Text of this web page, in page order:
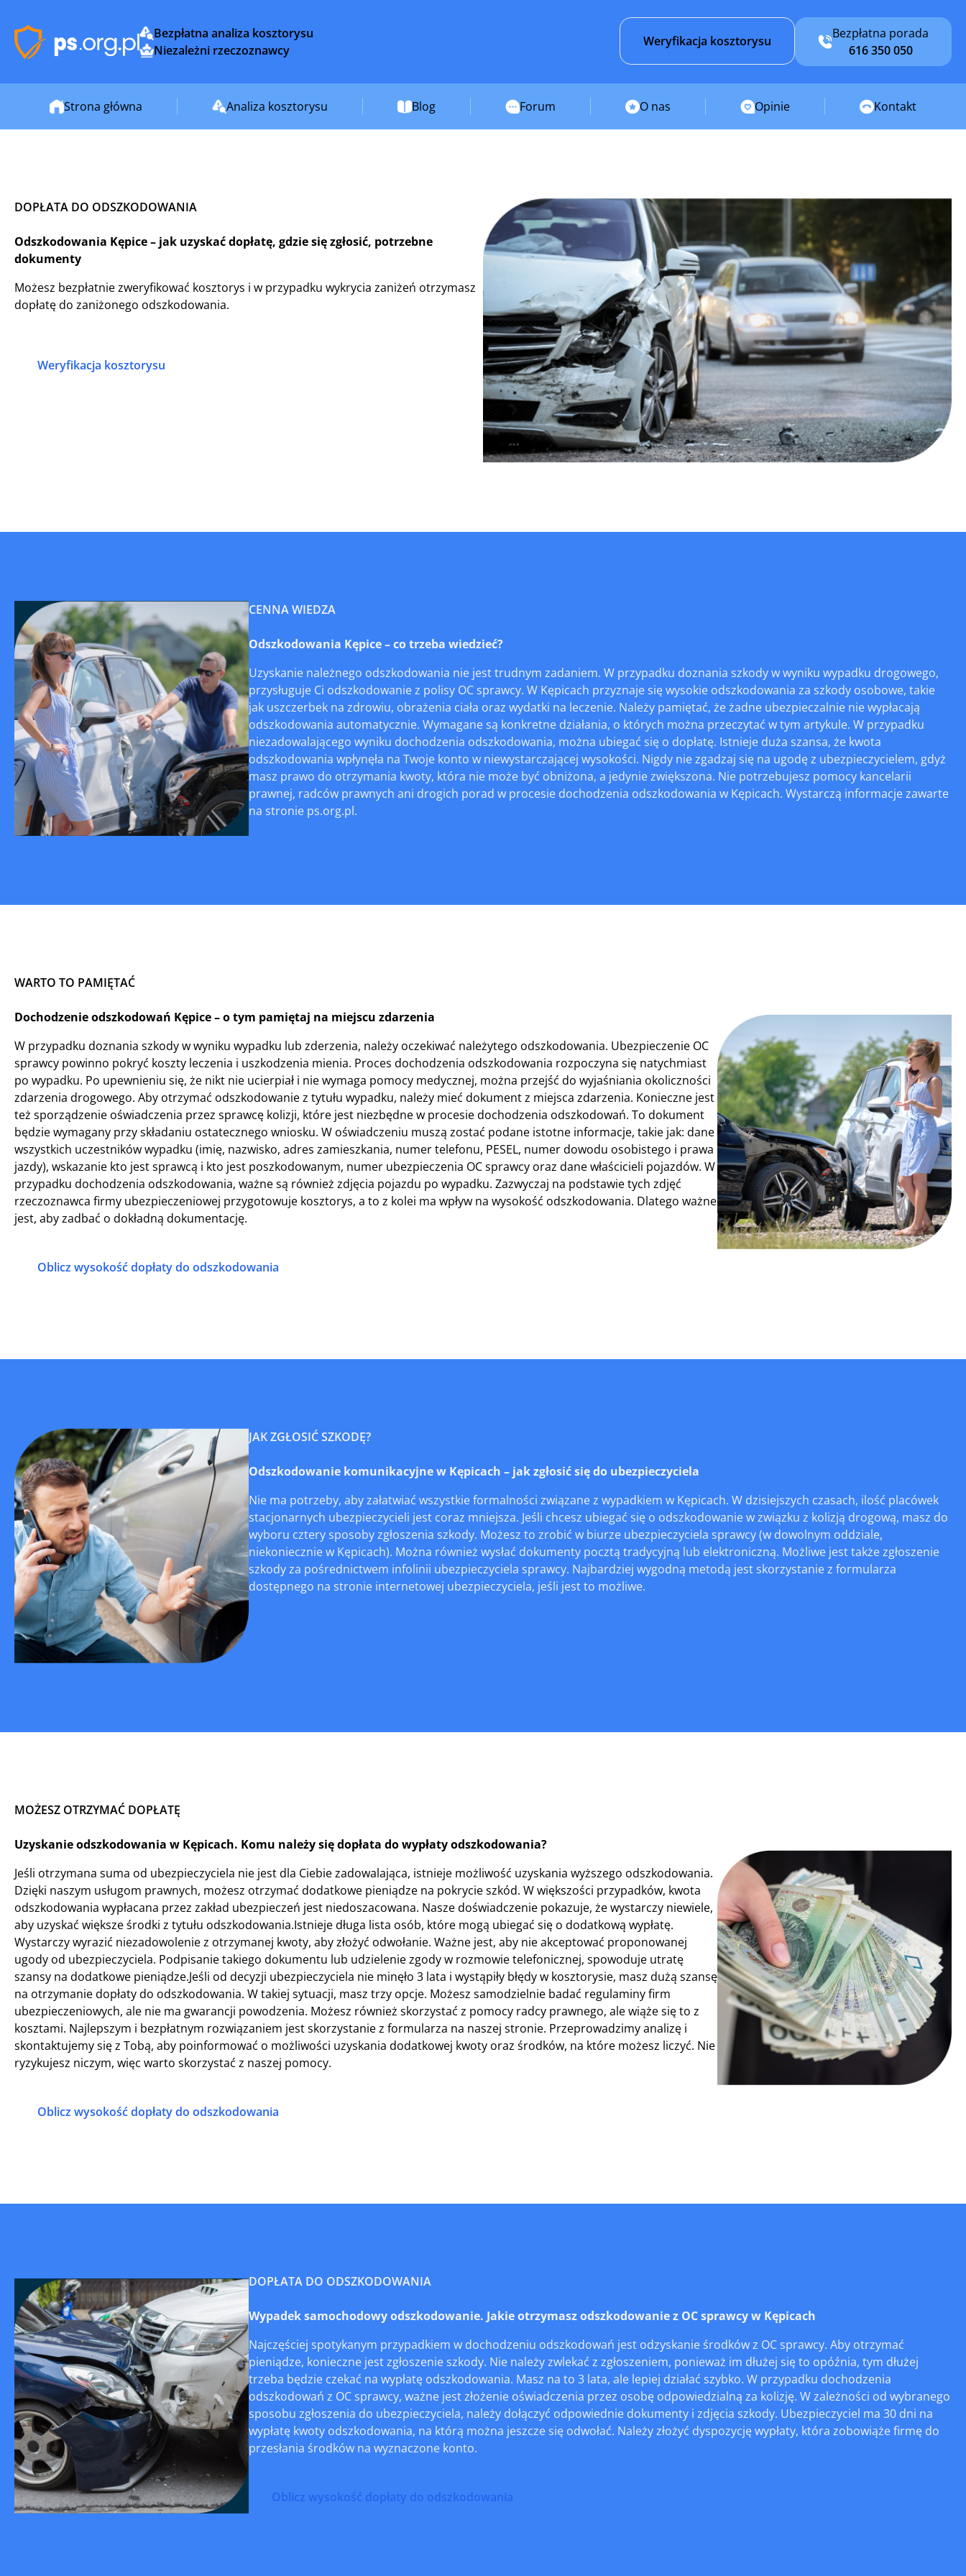
Bezpłatna analiza kosztorysu
Niezależni rzeczoznawcy
Weryfikacja kosztorysu
Bezpłatna porada
616 350 050
Strona główna Analiza kosztorysu Blog Forum O nas Opinie Kontakt
DOPŁATA DO ODSZKODOWANIA
Odszkodowania Kępice – jak uzyskać dopłatę, gdzie się zgłosić, potrzebne
dokumenty
Możesz bezpłatnie zweryfikować kosztorys i w przypadku wykrycia zaniżeń otrzymasz
dopłatę do zaniżonego odszkodowania.
Weryfikacja kosztorysu
CENNA WIEDZA
Odszkodowania Kępice – co trzeba wiedzieć?
Uzyskanie należnego odszkodowania nie jest trudnym zadaniem. W przypadku doznania szkody w wyniku wypadku drogowego,
przysługuje Ci odszkodowanie z polisy OC sprawcy. W Kępicach przyznaje się wysokie odszkodowania za szkody osobowe, takie
jak uszczerbek na zdrowiu, obrażenia ciała oraz wydatki na leczenie. Należy pamiętać, że żadne ubezpieczalnie nie wypłacają
odszkodowania automatycznie. Wymagane są konkretne działania, o których można przeczytać w tym artykule. W przypadku
niezadowalającego wyniku dochodzenia odszkodowania, można ubiegać się o dopłatę. Istnieje duża szansa, że kwota
odszkodowania wpłynęła na Twoje konto w niewystarczającej wysokości. Nigdy nie zgadzaj się na ugodę z ubezpieczycielem, gdyż
masz prawo do otrzymania kwoty, która nie może być obniżona, a jedynie zwiększona. Nie potrzebujesz pomocy kancelarii
prawnej, radców prawnych ani drogich porad w procesie dochodzenia odszkodowania w Kępicach. Wystarczą informacje zawarte
na stronie ps.org.pl.
WARTO TO PAMIĘTAĆ
Dochodzenie odszkodowań Kępice – o tym pamiętaj na miejscu zdarzenia
W przypadku doznania szkody w wyniku wypadku lub zderzenia, należy oczekiwać należytego odszkodowania. Ubezpieczenie OC
sprawcy powinno pokryć koszty leczenia i uszkodzenia mienia. Proces dochodzenia odszkodowania rozpoczyna się natychmiast
po wypadku. Po upewnieniu się, że nikt nie ucierpiał i nie wymaga pomocy medycznej, można przejść do wyjaśniania okoliczności
zdarzenia drogowego. Aby otrzymać odszkodowanie z tytułu wypadku, należy mieć dokument z miejsca zdarzenia. Konieczne jest
też sporządzenie oświadczenia przez sprawcę kolizji, które jest niezbędne w procesie dochodzenia odszkodowań. To dokument
będzie wymagany przy składaniu ostatecznego wniosku. W oświadczeniu muszą zostać podane istotne informacje, takie jak: dane
wszystkich uczestników wypadku (imię, nazwisko, adres zamieszkania, numer telefonu, PESEL, numer dowodu osobistego i prawa
jazdy), wskazanie kto jest sprawcą i kto jest poszkodowanym, numer ubezpieczenia OC sprawcy oraz dane właścicieli pojazdów. W
przypadku dochodzenia odszkodowania, ważne są również zdjęcia pojazdu po wypadku. Zazwyczaj na podstawie tych zdjęć
rzeczoznawca firmy ubezpieczeniowej przygotowuje kosztorys, a to z kolei ma wpływ na wysokość odszkodowania. Dlatego ważne
jest, aby zadbać o dokładną dokumentację.
Oblicz wysokość dopłaty do odszkodowania
JAK ZGŁOSIĆ SZKODĘ?
Odszkodowanie komunikacyjne w Kępicach – jak zgłosić się do ubezpieczyciela
Nie ma potrzeby, aby załatwiać wszystkie formalności związane z wypadkiem w Kępicach. W dzisiejszych czasach, ilość placówek
stacjonarnych ubezpieczycieli jest coraz mniejsza. Jeśli chcesz ubiegać się o odszkodowanie w związku z kolizją drogową, masz do
wyboru cztery sposoby zgłoszenia szkody. Możesz to zrobić w biurze ubezpieczyciela sprawcy (w dowolnym oddziale,
niekoniecznie w Kępicach). Można również wysłać dokumenty pocztą tradycyjną lub elektroniczną. Możliwe jest także zgłoszenie
szkody za pośrednictwem infolinii ubezpieczyciela sprawcy. Najbardziej wygodną metodą jest skorzystanie z formularza
dostępnego na stronie internetowej ubezpieczyciela, jeśli jest to możliwe.
MOŻESZ OTRZYMAĆ DOPŁATĘ
Uzyskanie odszkodowania w Kępicach. Komu należy się dopłata do wypłaty odszkodowania?
Jeśli otrzymana suma od ubezpieczyciela nie jest dla Ciebie zadowalająca, istnieje możliwość uzyskania wyższego odszkodowania.
Dzięki naszym usługom prawnych, możesz otrzymać dodatkowe pieniądze na pokrycie szkód. W większości przypadków, kwota
odszkodowania wypłacana przez zakład ubezpieczeń jest niedoszacowana. Nasze doświadczenie pokazuje, że wystarczy niewiele,
aby uzyskać większe środki z tytułu odszkodowania.Istnieje długa lista osób, które mogą ubiegać się o dodatkową wypłatę.
Wystarczy wyrazić niezadowolenie z otrzymanej kwoty, aby złożyć odwołanie. Ważne jest, aby nie akceptować proponowanej
ugody od ubezpieczyciela. Podpisanie takiego dokumentu lub udzielenie zgody w rozmowie telefonicznej, spowoduje utratę
szansy na dodatkowe pieniądze.Jeśli od decyzji ubezpieczyciela nie minęło 3 lata i wystąpiły błędy w kosztorysie, masz dużą szansę
na otrzymanie dopłaty do odszkodowania. W takiej sytuacji, masz trzy opcje. Możesz samodzielnie badać regulaminy firm
ubezpieczeniowych, ale nie ma gwarancji powodzenia. Możesz również skorzystać z pomocy radcy prawnego, ale wiąże się to z
kosztami. Najlepszym i bezpłatnym rozwiązaniem jest skorzystanie z formularza na naszej stronie. Przeprowadzimy analizę i
skontaktujemy się z Tobą, aby poinformować o możliwości uzyskania dodatkowej kwoty oraz środków, na które możesz liczyć. Nie
ryzykujesz niczym, więc warto skorzystać z naszej pomocy.
Oblicz wysokość dopłaty do odszkodowania
DOPŁATA DO ODSZKODOWANIA
Wypadek samochodowy odszkodowanie. Jakie otrzymasz odszkodowanie z OC sprawcy w Kępicach
Najczęściej spotykanym przypadkiem w dochodzeniu odszkodowań jest odzyskanie środków z OC sprawcy. Aby otrzymać
pieniądze, konieczne jest zgłoszenie szkody. Nie należy zwlekać z zgłoszeniem, ponieważ im dłużej się to opóźnia, tym dłużej
trzeba będzie czekać na wypłatę odszkodowania. Masz na to 3 lata, ale lepiej działać szybko. W przypadku dochodzenia
odszkodowań z OC sprawcy, ważne jest złożenie oświadczenia przez osobę odpowiedzialną za kolizję. W zależności od wybranego
sposobu zgłoszenia do ubezpieczyciela, należy dołączyć odpowiednie dokumenty i zdjęcia szkody. Ubezpieczyciel ma 30 dni na
wypłatę kwoty odszkodowania, na którą można jeszcze się odwołać. Należy złożyć dyspozycję wypłaty, która zobowiąże firmę do
przesłania środków na wyznaczone konto.
Oblicz wysokość dopłaty do odszkodowania